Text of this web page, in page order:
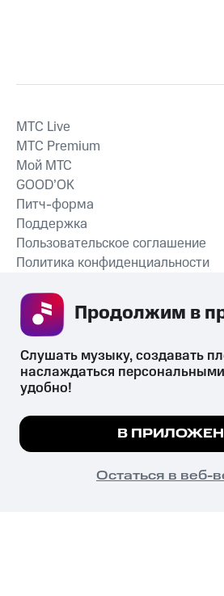
СКАЧАТЬ
MTС Live
MTС Premium
Мой МТС
GOOD’OK
Питч-форма
Поддержка
Пользовательское соглашение
Политика конфиденциальности
психотропных веществ, их аналогов
их незаконный оборот запрещён и
законодательством ответственность.
© 2026 ООО «КИОН».
Все права защищены
Мы используем куки, чтобы на
Подробнее
ПОНЯТНО
Слушать музыку, создавать
наслаждаться
удобно!
В
Остаться в веб-